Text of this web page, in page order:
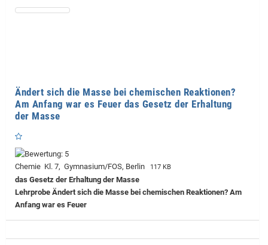
Ändert sich die Masse bei chemischen Reaktionen?
Am Anfang war es Feuer das Gesetz der Erhaltung
der Masse
Chemie Kl. 7, Gymnasium/FOS, Berlin 117 KB
das Gesetz der Erhaltung der Masse
Lehrprobe Ändert sich die Masse bei chemischen Reaktionen? Am
Anfang war es Feuer